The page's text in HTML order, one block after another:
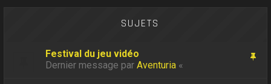
SUJETS
Festival du jeu vidéo
Dernier message parAventuria «